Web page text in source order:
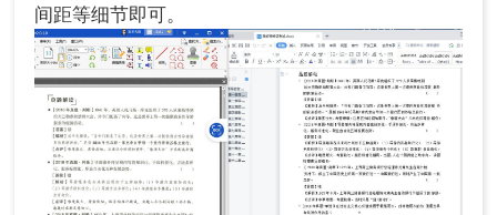
间距等细节即可。